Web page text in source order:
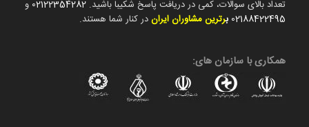
تعداد بالای سوالات، کمی در دریافت پاسخ شکیبا باشید. 02122354282 و
02188422495 برترین مشاوران ایراندر کنار شما هستند.
همکاری با سازمان های: